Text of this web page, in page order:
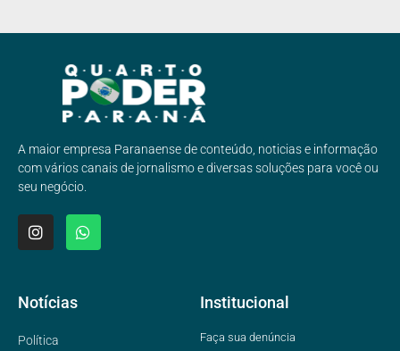
A maior empresa Paranaense de conteúdo, noticias e informação
com vários canais de jornalismo e diversas soluções para você ou
seu negócio.
Notícias
Política
Institucional
Faça sua denúncia